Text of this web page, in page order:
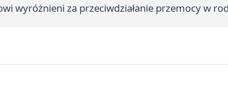
wyróżnieni za przeciwdziałanie przemocy w